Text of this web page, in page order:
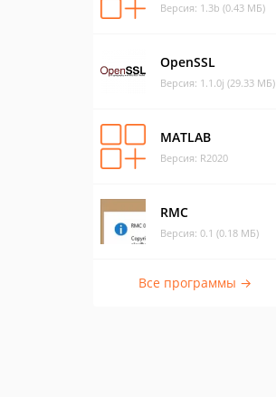
Версия: 1.3b (0.43 МБ)
OpenSSL
Версия: 1.1.0j (29.33 МБ)
MATLAB
Версия: R2020
RMC
Версия: 0.1 (0.18 МБ)
Все программы →